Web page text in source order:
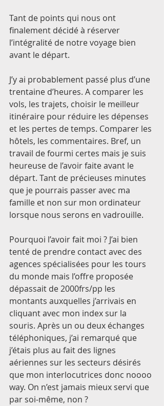
Tant de points qui nous ont
finalement décidé à réserver
l’intégralité de notre voyage bien
avant le départ.
J’y ai probablement passé plus d’une
trentaine d’heures. A comparer les
vols, les trajets, choisir le meilleur
itinéraire pour réduire les dépenses
et les pertes de temps. Comparer les
hôtels, les commentaires. Bref, un
travail de fourmi certes mais je suis
heureuse de l’avoir faite avant le
départ. Tant de précieuses minutes
que je pourrais passer avec ma
famille et non sur mon ordinateur
lorsque nous serons en vadrouille.
Pourquoi l’avoir fait moi ? J’ai bien
tenté de prendre contact avec des
agences spécialisées pour les tours
du monde mais l’offre proposée
dépassait de 2000frs/pp les
montants auxquelles j’arrivais en
cliquant avec mon index sur la
souris. Après un ou deux échanges
téléphoniques, j’ai remarqué que
j’étais plus au fait des lignes
aériennes sur les secteurs désirés
que mon interlocutrices donc noooo
way. On n’est jamais mieux servi que
par soi-même, non ?